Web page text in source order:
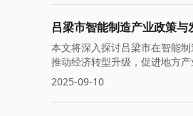
吕梁市智能制造产业政策与
本文将深入探讨吕梁市在智能
推动经济转型升级，促进地方
2025-09-10